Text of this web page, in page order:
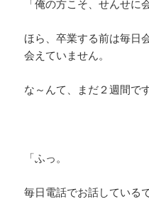
「俺の方こそ、せんせに
ほら、卒業する前は毎日
会えていません。
な～んて、まだ２週間で
「ふっ。
毎日電話でお話している